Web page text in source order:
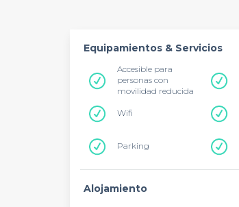
Equipamientos & Servicios
Accesible para
personas con
movilidad reducida
Wifi
Parking
Alojamiento